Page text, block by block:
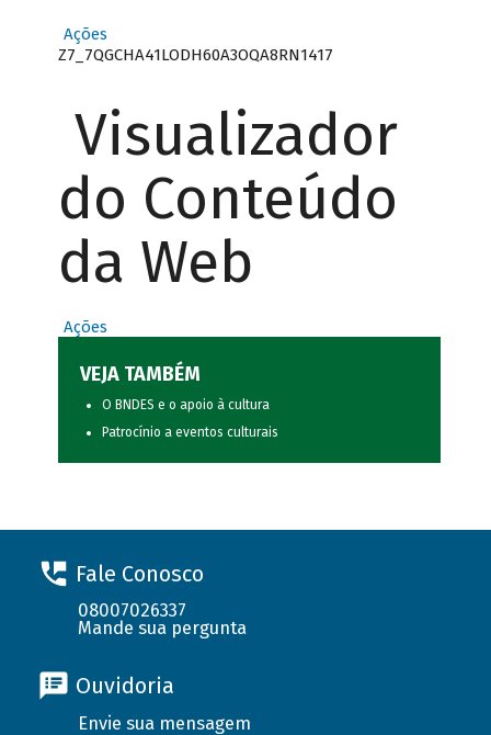
Ações
Z7_7QGCHA41LODH60A3OQA8RN1417
Visualizador
do Conteúdo
da Web
Ações
VEJA TAMBÉM
O BNDES e o apoio à cultura
Patrocínio a eventos culturais
Fale Conosco
08007026337
Mande sua pergunta
Ouvidoria
Envie sua mensagem